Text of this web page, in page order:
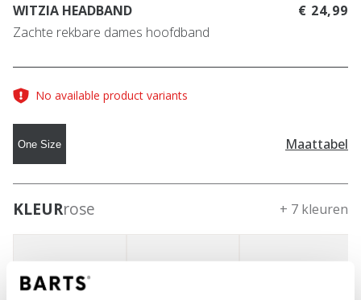
WITZIA HEADBAND
Zachte rekbare dames hoofdband
€ 24,99
No available product variants
One Size Maattabel
KLEURrose + 7 kleuren